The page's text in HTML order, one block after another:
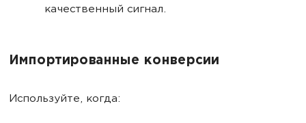
качественный сигнал.
Импортированные конверсии
Используйте, когда: